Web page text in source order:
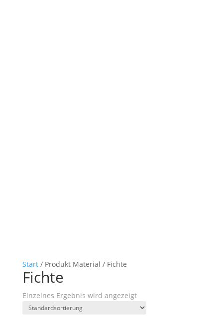
Start/ Produkt Material / Fichte
Fichte
Einzelnes Ergebnis wird angezeigt